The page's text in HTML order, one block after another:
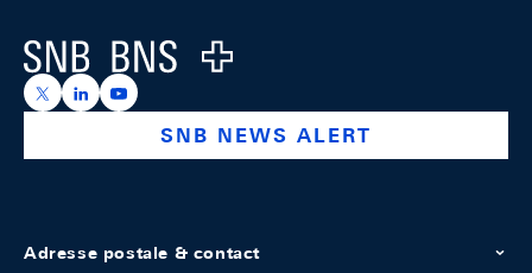
Logo
https://x.com/snb_bns
https://ch.linkedin.com/company/swiss-national-
https://www.youtube.com/@swissnationalbank
SNB NEWS ALERT
Adresse postale & contact